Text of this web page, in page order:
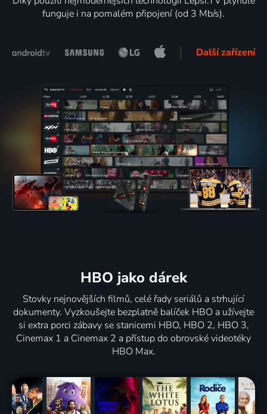
funguje i na pomalém připojení (od 3 Mb/s).
Další zařízení
HBO jako dárek
Stovky nejnovějších filmů, celé řady seriálů a strhující
dokumenty. Vyzkoušejte bezplatně balíček HBO a užívejte
si extra porci zábavy se stanicemi HBO, HBO 2, HBO 3,
Cinemax 1 a Cinemax 2 a přístup do obrovské videotéky
HBO Max.